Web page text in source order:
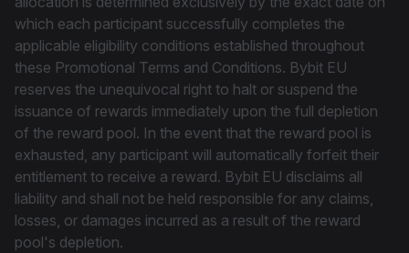
which each participant successfully completes the
applicable eligibility conditions established throughout
these Promotional Terms and Conditions. Bybit EU
reserves the unequivocal right to halt or suspend the
issuance of rewards immediately upon the full depletion
of the reward pool. In the event that the reward pool is
exhausted, any participant will automatically forfeit their
entitlement to receive a reward. Bybit EU disclaims all
liability and shall not be held responsible for any claims,
losses, or damages incurred as a result of the reward
pool's depletion.